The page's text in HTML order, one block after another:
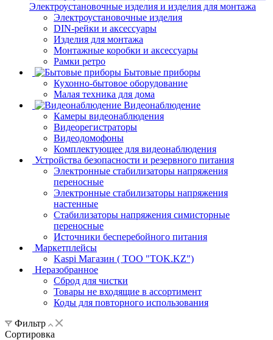
Электроустановочные изделия и изделия для монтажа
Электроустановочные изделия
DIN-рейки и аксессуары
Изделия для монтажа
Монтажные коробки и аксессуары
Рамки ретро
Бытовые приборы
Кухонно-бытовое оборудование
Малая техника для дома
Видеонаблюдение
Камеры видеонаблюдения
Видеорегистраторы
Видеодомофоны
Комплектующее для видеонаблюдения
Устройства безопасности и резервного питания
Электронные стабилизаторы напряжения
переносные
Электронные стабилизаторы напряжения
настенные
Стабилизаторы напряжения симисторные
переносные
Источники бесперебойного питания
Маркетплейсы
Kaspi Магазин ( ТОО "TOK.KZ")
Неразобранное
Сброд для чистки
Товары не входящие в ассортимент
Коды для повторного использования
Фильтр
Сортировка